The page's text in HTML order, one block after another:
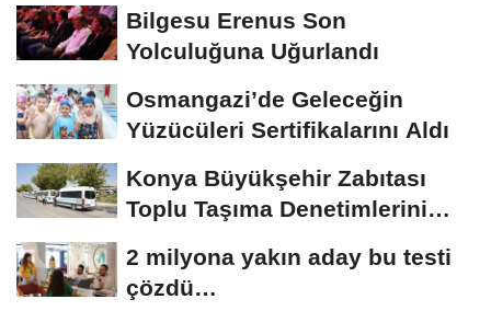
Bilgesu Erenus Son
Yolculuğuna Uğurlandı
Osmangazi’de Geleceğin
Yüzücüleri Sertifikalarını Aldı
Konya Büyükşehir Zabıtası
Toplu Taşıma Denetimlerini
2 milyona yakın aday bu testi
çözdü…